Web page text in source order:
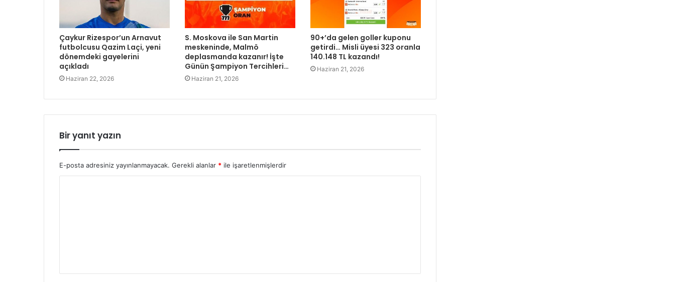
Çaykur Rizespor’un Arnavut
futbolcusu Qazim Laçi, yeni
dönemdeki gayelerini
açıkladı
Haziran 22, 2026
S. Moskova ile San Martin
meskeninde, Malmö
deplasmanda kazanır! İşte
Günün Şampiyon Tercihleri…
Haziran 21, 2026
90+’da gelen goller kuponu
getirdi… Misli üyesi 323 oranla
140.148 TL kazandı!
Haziran 21, 2026
Bir yanıt yazın
E-posta adresiniz yayınlanmayacak. Gerekli alanlar * ile işaretlenmişlerdir